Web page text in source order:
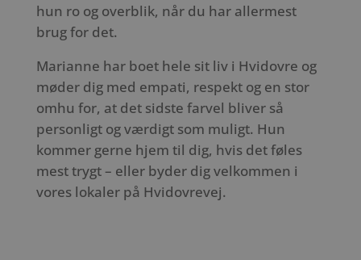
hun ro og overblik, når du har allermest
brug for det.
Marianne har boet hele sit liv i Hvidovre og
møder dig med empati, respekt og en stor
omhu for, at det sidste farvel bliver så
personligt og værdigt som muligt. Hun
kommer gerne hjem til dig, hvis det føles
mest trygt – eller byder dig velkommen i
vores lokaler på Hvidovrevej.